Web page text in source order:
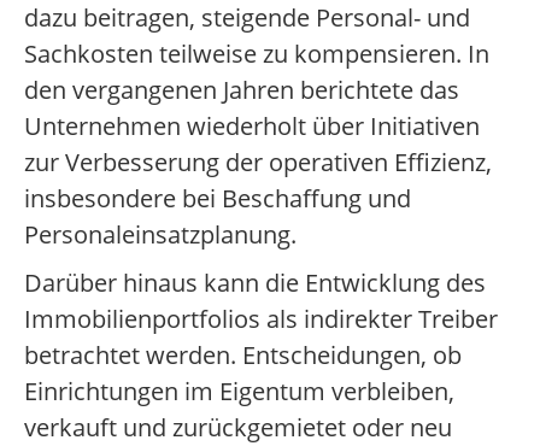
dazu beitragen, steigende Personal- und
Sachkosten teilweise zu kompensieren. In
den vergangenen Jahren berichtete das
Unternehmen wiederholt über Initiativen
zur Verbesserung der operativen Effizienz,
insbesondere bei Beschaffung und
Personaleinsatzplanung.
Darüber hinaus kann die Entwicklung des
Immobilienportfolios als indirekter Treiber
betrachtet werden. Entscheidungen, ob
Einrichtungen im Eigentum verbleiben,
verkauft und zurückgemietet oder neu